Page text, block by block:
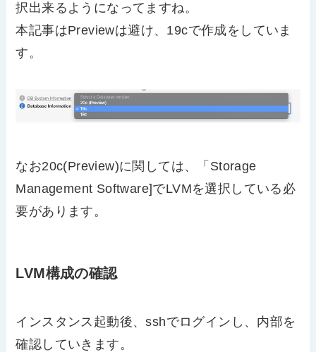
択出来るようになってますね。
本記事はPreviewは避け、19cで作成をしていま
す。
なお20c(Preview)に関しては、「Storage
Management Software]でLVMを選択している必
要があります。
LVM構成の確認
インスタンス起動後、sshでログインし、内部を
確認していきます。